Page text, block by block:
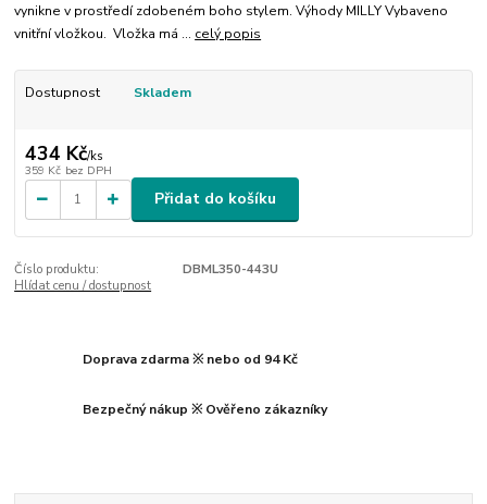
vynikne v prostředí zdobeném boho stylem. Výhody MILLY Vybaveno
vnitřní vložkou. Vložka má ... celý popis
Dostupnost Skladem
434 Kč/ks
359 Kč bez DPH
Přidat do košíku
Číslo produktu:
DBML350-443U
Hlídat cenu / dostupnost
Doprava zdarma ※ nebo od 94 Kč
Bezpečný nákup ※ Ověřeno zákazníky